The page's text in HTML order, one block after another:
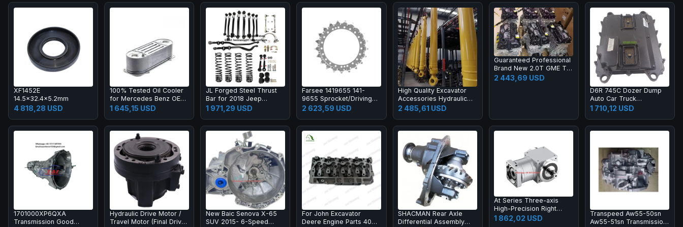
XF1452E
14.5x32.4x5.2mm
4 818,28 USD
100% Tested Oil Cooler
for Mercedes Benz OE
NO 51095007112 FOR
AKJ NO.WO-109
1 645,15 USD
JL Forged Steel Thrust
Bar for 2018 Jeep
Wrangler JL Heavy-Duty
Steering Kit-New 1 Year
1 971,29 USD
Farsee 1419655 141-
9655 Sprocket/Driving
Gear 374 Construction
Machinery Parts
2 623,59 USD
High Quality Excavator
Accessories Hydraulic
Liner Boom Arm Bucket
Cylinder Excavator
2 485,61 USD
Guaranteed Professional
Brand New 2.0T GME T4
With Hurricane Turbo
Engine for Jeep
2 443,69 USD
D6R 745C Dozer Dump
Auto Car Truck
Transmission Systems
GP Controller ECM ECU
20R-7217 365-6773
1 710,12 USD
1701000XP6QXA
Transmission Good
Hydraulic Drive Motor /
Travel Motor (Final Drive
New Baic Senova X-65
SUV 2015- 6-Speed
For John Excavator
Deere Engine Parts 4045
SHACMAN Rear Axle
Differential Assembly
At Series Three-axis
High-Precision Right
Angle Gearbox with
Spiral Bevel Gear for
1 862,02 USD
Transpeed Aw55-50sn
Aw55-51sn Transmission